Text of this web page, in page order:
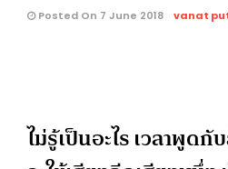
Posted On 7 June 2018 vanat
ไม่รู้เป็นอะไร เวลาพูดกั